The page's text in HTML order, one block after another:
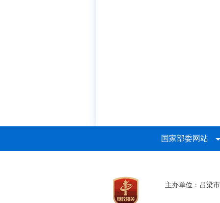
国家部委网站
主办单位：吕梁